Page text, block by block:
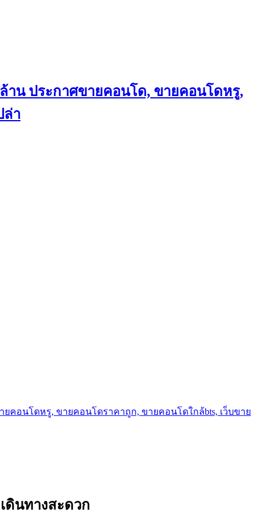
าน ประกาศขายคอนโด, ขายคอนโดหรู,
ล่า
คอนโดหรู, ขายคอนโดราคาถูก, ขายคอนโดใกล้bts, เว็บขาย
ดินทางสะดวก